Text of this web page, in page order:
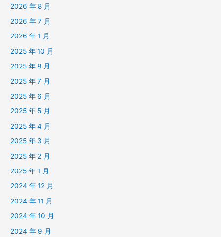
2026 年 8 月
2026 年 7 月
2026 年 1 月
2025 年 10 月
2025 年 8 月
2025 年 7 月
2025 年 6 月
2025 年 5 月
2025 年 4 月
2025 年 3 月
2025 年 2 月
2025 年 1 月
2024 年 12 月
2024 年 11 月
2024 年 10 月
2024 年 9 月